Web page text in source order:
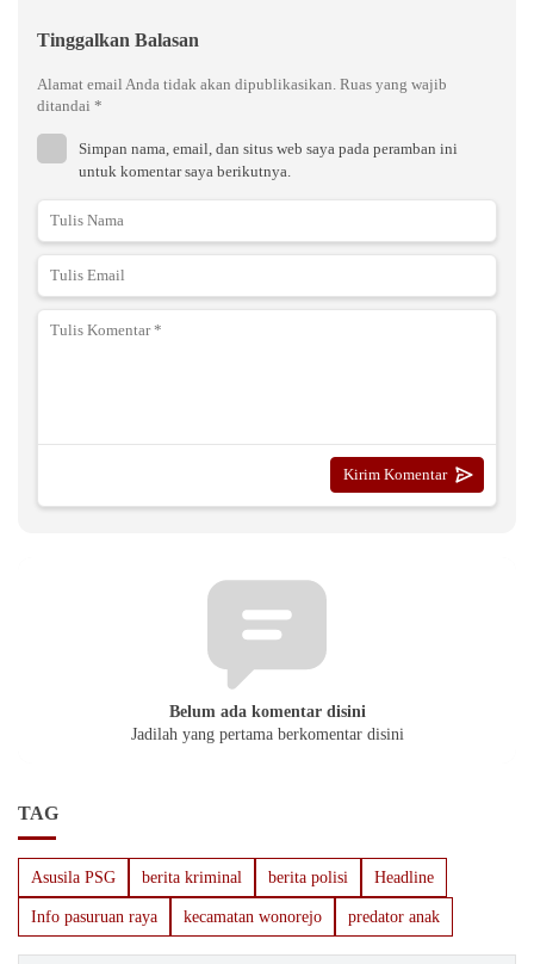
Tinggalkan Balasan
Alamat email Anda tidak akan dipublikasikan. Ruas yang wajib
ditandai *
Simpan nama, email, dan situs web saya pada peramban ini
untuk komentar saya berikutnya.
Belum ada komentar disini
Jadilah yang pertama berkomentar disini
TAG
Asusila PSG berita kriminal berita polisi Headline
Info pasuruan raya kecamatan wonorejo predator anak